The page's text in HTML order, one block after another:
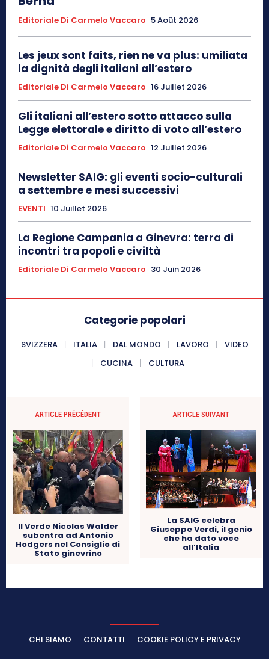
Editoriale Di Carmelo Vaccaro 5 Août 2026
Les jeux sont faits, rien ne va plus: umiliata
la dignità degli italiani all’estero
Editoriale Di Carmelo Vaccaro 16 Juillet 2026
Gli italiani all’estero sotto attacco sulla
Legge elettorale e diritto di voto all’estero
Editoriale Di Carmelo Vaccaro 12 Juillet 2026
Newsletter SAIG: gli eventi socio-culturali
a settembre e mesi successivi
EVENTI 10 Juillet 2026
La Regione Campania a Ginevra: terra di
incontri tra popoli e civiltà
Editoriale Di Carmelo Vaccaro 30 Juin 2026
Categorie popolari
SVIZZERA ITALIA DAL MONDO LAVORO
VIDEO
CUCINA
CULTURA
ARTICLE PRÉCÉDENT
Il Verde Nicolas Walder
subentra ad Antonio
Hodgers nel Consiglio di
Stato ginevrino
ARTICLE SUIVANT
La SAIG celebra
Giuseppe Verdi, il genio
che ha dato voce
all’Italia
CHI SIAMO CONTATTI COOKIE POLICY E PRIVACY